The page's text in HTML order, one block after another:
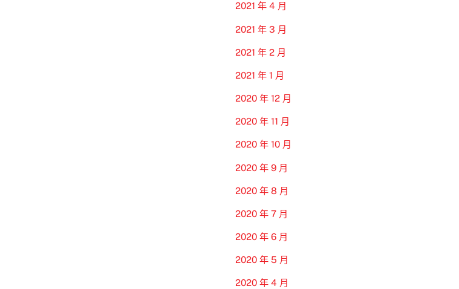
2021 年 4 月
2021 年 3 月
2021 年 2 月
2021 年 1 月
2020 年 12 月
2020 年 11 月
2020 年 10 月
2020 年 9 月
2020 年 8 月
2020 年 7 月
2020 年 6 月
2020 年 5 月
2020 年 4 月